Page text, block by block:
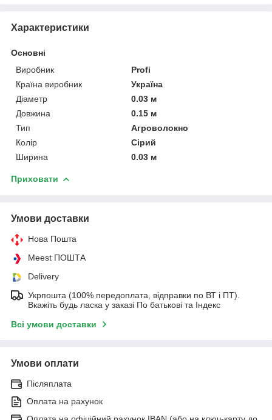
Характеристики
Основні
Виробник
Profi
Країна виробник
Україна
Діаметр
0.03 м
Довжина
0.15 м
Тип
Агроволокно
Колір
Сірий
Ширина
0.03 м
Приховати
Умови доставки
Нова Пошта
Meest ПОШТА
Delivery
Укрпошта (100% передоплата, відправки по ВТ і ПТ).
Вкажіть будь ласка у заказі По батькові та Індекс
Всі умови доставки
Умови оплати
Післяплата
Оплата на рахунок